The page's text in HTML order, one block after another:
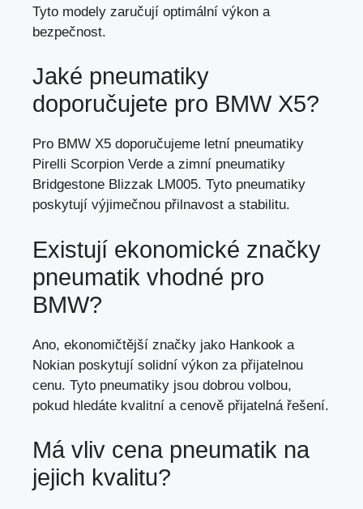
Tyto modely zaručují optimální výkon a
bezpečnost.
Jaké pneumatiky
doporučujete pro BMW X5?
Pro BMW X5 doporučujeme letní pneumatiky
Pirelli Scorpion Verde a zimní pneumatiky
Bridgestone Blizzak LM005. Tyto pneumatiky
poskytují výjimečnou přilnavost a stabilitu.
Existují ekonomické značky
pneumatik vhodné pro
BMW?
Ano, ekonomičtější značky jako Hankook a
Nokian poskytují solidní výkon za přijatelnou
cenu. Tyto pneumatiky jsou dobrou volbou,
pokud hledáte kvalitní a cenově přijatelná řešení.
Má vliv cena pneumatik na
jejich kvalitu?